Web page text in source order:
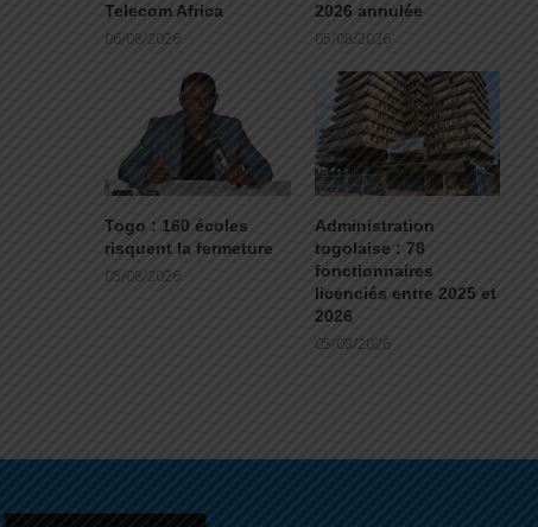
Telecom Africa
06/08/2026
2026 annulée
05/08/2026
Togo : 160 écoles
risquent la fermeture
05/08/2026
Administration
togolaise : 78
fonctionnaires
licenciés entre 2025 et
2026
05/08/2026